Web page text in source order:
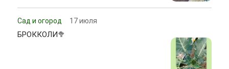
Сад и огород 17 июля
БРОККОЛИ🥦